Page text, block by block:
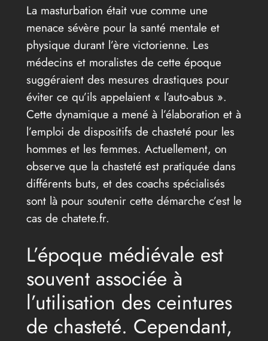
La masturbation était vue comme une
menace sévère pour la santé mentale et
physique durant l’ère victorienne. Les
médecins et moralistes de cette époque
suggéraient des mesures drastiques pour
éviter ce qu’ils appelaient « l’auto-abus ».
Cette dynamique a mené à l’élaboration et à
l’emploi de dispositifs de chasteté pour les
hommes et les femmes. Actuellement, on
observe que la chasteté est pratiquée dans
différents buts, et des coachs spécialisés
sont là pour soutenir cette démarche c’est le
cas de chatete.fr.
L’époque médiévale est
souvent associée à
l’utilisation des ceintures
de chasteté. Cependant,